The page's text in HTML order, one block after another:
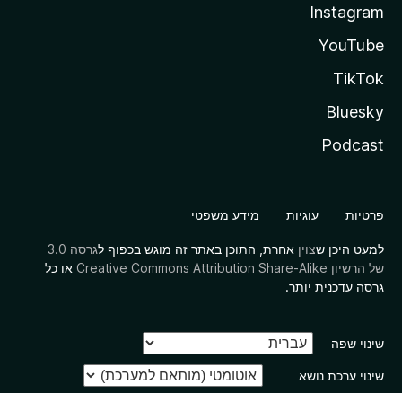
Instagram
YouTube
TikTok
Bluesky
Podcast
פרטיות עוגיות מידע משפטי
למעט היכן שצוין אחרת, התוכן באתר זה מוגש בכפוף ל
גרסה 3.0
של הרשיון Creative Commons Attribution Share-Alike
או כל
גרסה עדכנית יותר.
שינוי שפה
שינוי ערכת נושא